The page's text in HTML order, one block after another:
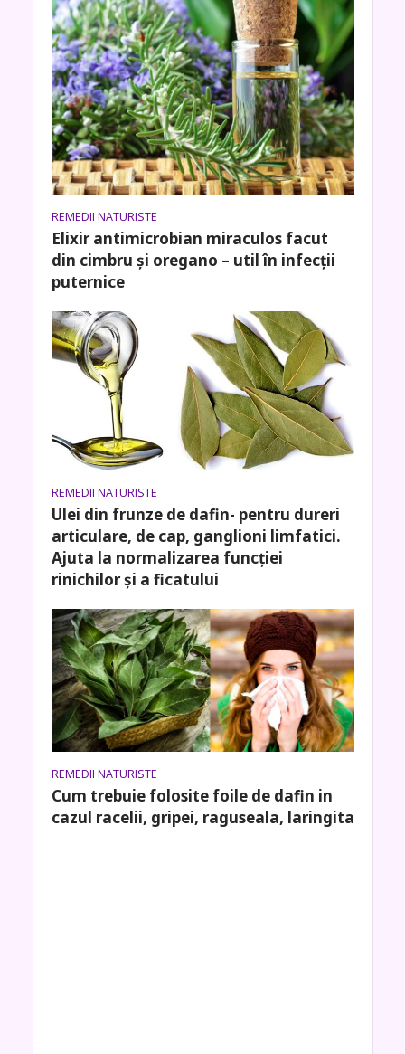
REMEDII NATURISTE
Elixir antimicrobian miraculos facut
din cimbru și oregano – util în infecții
puternice
REMEDII NATURISTE
Ulei din frunze de dafin- pentru dureri
articulare, de cap, ganglioni limfatici.
Ajuta la normalizarea funcției
rinichilor și a ficatului
REMEDII NATURISTE
Cum trebuie folosite foile de dafin in
cazul racelii, gripei, raguseala, laringita